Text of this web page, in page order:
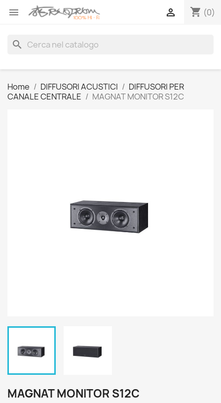
 shopping_cart (0)

search
Home DIFFUSORI ACUSTICI
DIFFUSORI PER
CANALE CENTRALE
MAGNAT MONITOR S12C
MAGNAT MONITOR S12C